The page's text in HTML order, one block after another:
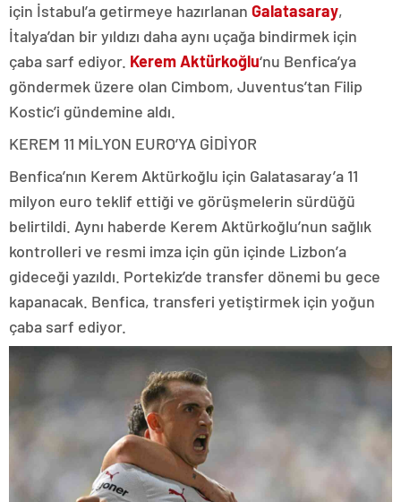
için İstabul’a getirmeye hazırlanan Galatasaray,
İtalya’dan bir yıldızı daha aynı uçağa bindirmek için
çaba sarf ediyor. Kerem Aktürkoğlu‘nu Benfica’ya
göndermek üzere olan Cimbom, Juventus’tan Filip
Kostic’i gündemine aldı.
KEREM 11 MİLYON EURO’YA GİDİYOR
Benfica’nın Kerem Aktürkoğlu için Galatasaray’a 11
milyon euro teklif ettiği ve görüşmelerin sürdüğü
belirtildi. Aynı haberde Kerem Aktürkoğlu’nun sağlık
kontrolleri ve resmi imza için gün içinde Lizbon’a
gideceği yazıldı. Portekiz’de transfer dönemi bu gece
kapanacak. Benfica, transferi yetiştirmek için yoğun
çaba sarf ediyor.